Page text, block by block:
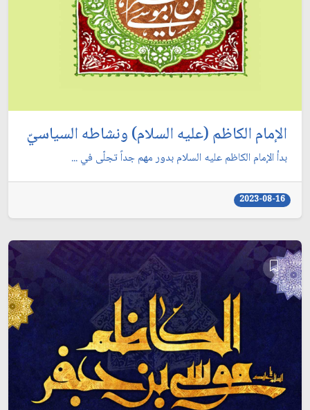
الإمام الكاظم (عليه السلام) ونشاطه السياسيّ
بدأ الإمام الكاظم عليه السلام بدور مهم جداً تجلّى في ...
2023-08-16